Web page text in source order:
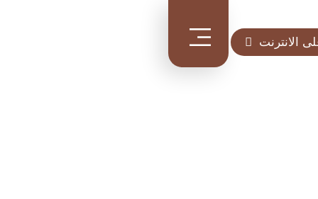
الانترنت